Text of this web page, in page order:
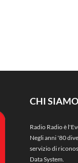
CHI SIAMO
Radio Radio è
Negli anni '80
servizio di
Data System.